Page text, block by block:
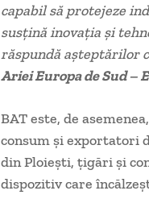
capabil să protejeze
susțină inovația și
răspundă așteptărilor
Ariei Europa de Sud –
BAT este, de
consum și exportatori
din Ploiești, țigări și
dispozitiv care